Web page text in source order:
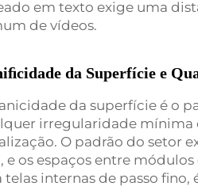
em texto exige uma
de vídeos.
da Superfície e
da superfície é o
irregularidade mínima
O padrão do setor
e os espaços entre
telas internas de passo